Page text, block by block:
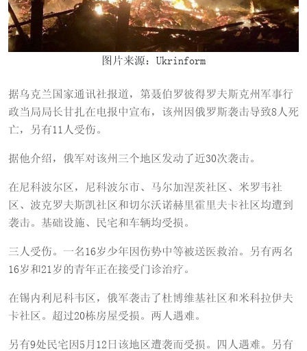
图片来源：Ukrinform
据乌克兰国家通讯社报道，第聂伯罗彼得罗夫斯克州军事行
政当局局长甘扎在电报中宣布，该州因俄罗斯袭击导致8人死
亡，另有11人受伤。
据他介绍，俄军对该州三个地区发动了近30次袭击。
在尼科波尔区，尼科波尔市、马尔加涅茨社区、米罗韦社
区、波克罗夫斯凯社区和切尔沃诺赫里霍里夫卡社区均遭到
袭击。基础设施、民宅和车辆均受损。
三人受伤。一名16岁少年因伤势中等被送医救治。另有两名
16岁和21岁的青年正在接受门诊治疗。
在锡内利尼科韦区，俄军袭击了杜博维基社区和米科拉伊夫
卡社区。超过20栋房屋受损。两人遇难。
另有9处民宅因5月12日该地区遭袭而受损。四人遇难。另有